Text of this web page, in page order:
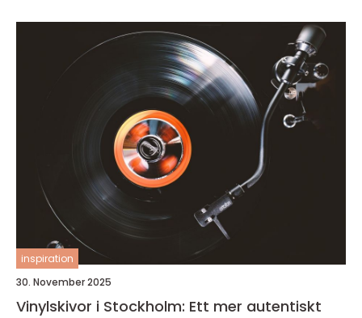
inspiration
30. November 2025
Vinylskivor i Stockholm: Ett mer autentiskt